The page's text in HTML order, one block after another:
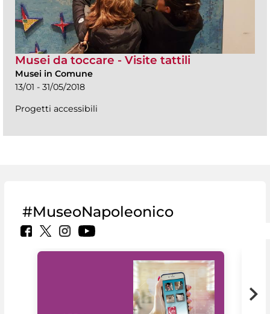
Musei da toccare - Visite tattili
Musei in Comune
13/01 - 31/05/2018
Progetti accessibili
#MuseoNapoleonico